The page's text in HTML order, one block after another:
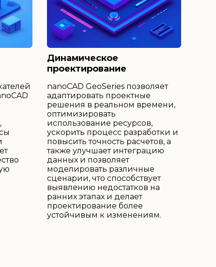
Динамическое
проектирование
nanoCAD GeoSeries позволяет
адаптировать проектные
решения в реальном времени,
оптимизировать
использование ресурсов,
ускорить процесс разработки и
повысить точность расчетов, а
также улучшает интеграцию
данных и позволяет
моделировать различные
сценарии, что способствует
выявлению недостатков на
ранних этапах и делает
проектирование более
устойчивым к изменениям.